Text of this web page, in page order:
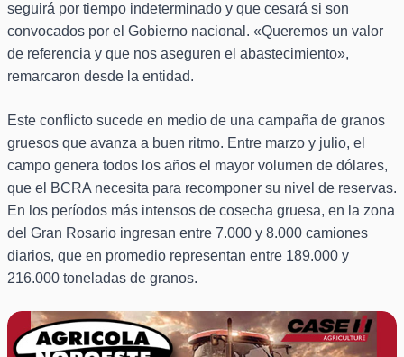
seguirá por tiempo indeterminado y que cesará si son
convocados por el Gobierno nacional. «Queremos un valor
de referencia y que nos aseguren el abastecimiento»,
remarcaron desde la entidad.
Este conflicto sucede en medio de una campaña de granos
gruesos que avanza a buen ritmo. Entre marzo y julio, el
campo genera todos los años el mayor volumen de dólares,
que el BCRA necesita para recomponer su nivel de reservas.
En los períodos más intensos de cosecha gruesa, en la zona
del Gran Rosario ingresan entre 7.000 y 8.000 camiones
diarios, que en promedio representan entre 189.000 y
216.000 toneladas de granos.